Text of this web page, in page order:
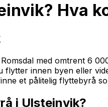
Hva
med omtrent 6
flytter innen byen eller
et pålitelig flyttebyrå
i Ulsteinvik?